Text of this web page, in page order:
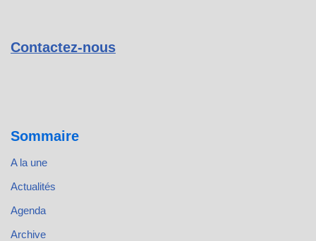
Contactez-nous
Sommaire
A la une
Actualités
Agenda
Archive